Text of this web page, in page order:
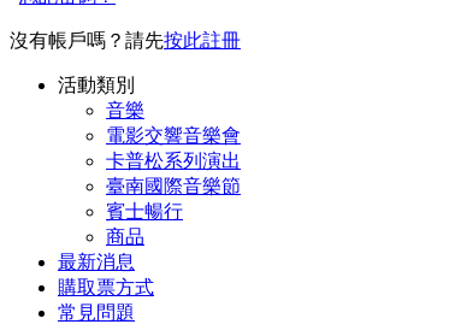
沒有帳戶嗎？請先按此註冊
活動類別
音樂
電影交響音樂會
卡普松系列演出
臺南國際音樂節
賓士暢行
商品
最新消息
購取票方式
常見問題